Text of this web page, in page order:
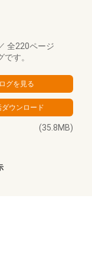
全220ページ
す。
(35.8MB)